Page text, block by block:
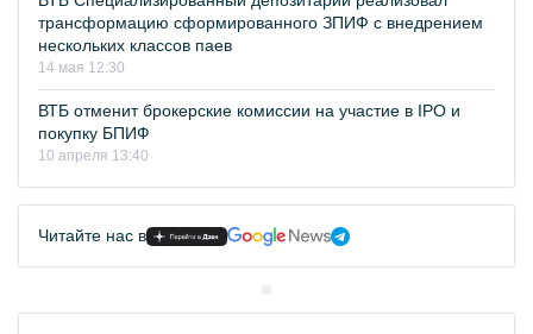
трансформацию сформированного ЗПИФ с внедрением
нескольких классов паев
14 мая 12:30
ВТБ отменит брокерские комиссии на участие в IPO и
покупку БПИФ
10 апреля 13:40
Читайте нас в